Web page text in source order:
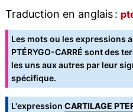
Traduction en anglais :
Les mots ou les expressions
PTÉRYGO-CARRÉ sont des
les uns aux autres par leur
spécifique.
L'expression CARTILAGE